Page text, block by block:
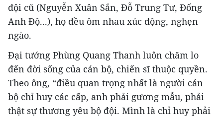
đội cũ (Nguyễn Xuân Sắn, Đỗ Trung Tư, Đống
Anh Độ...), họ đều ôm nhau xúc động, nghẹn
ngào.
Đại tướng Phùng Quang Thanh luôn chăm lo
đến đời sống của cán bộ, chiến sĩ thuộc quyền.
Theo ông, “điều quan trọng nhất là người cán
bộ chỉ huy các cấp, anh phải gương mẫu, phải
thật sự thương yêu bộ đội. Mình là chỉ huy phải